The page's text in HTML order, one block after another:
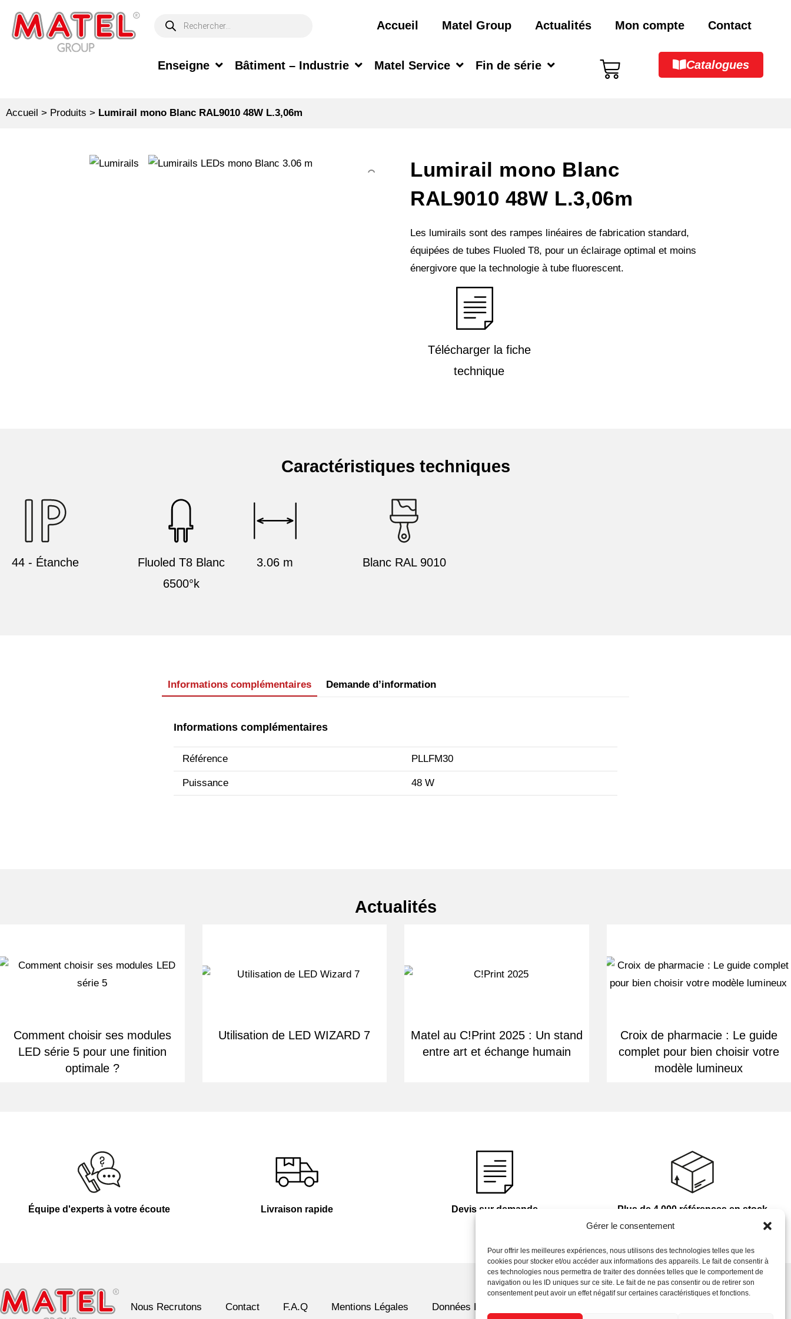
Gérer le consentement
Pour offrir les meilleures expériences, nous utilisons des technologies telles que les
cookies pour stocker et/ou accéder aux informations des appareils. Le fait de consentir à
ces technologies nous permettra de traiter des données telles que le comportement de
navigation ou les ID uniques sur ce site. Le fait de ne pas consentir ou de retirer son
consentement peut avoir un effet négatif sur certaines caractéristiques et fonctions.
Accueil Matel Group Actualités Mon compte Contact
Enseigne Bâtiment – Industrie Matel Service Fin de série Catalogues
Accueil > Produits > Lumirail mono Blanc RAL9010 48W L.3,06m
Lumirail mono Blanc
RAL9010 48W L.3,06m
Les lumirails sont des rampes linéaires de fabrication standard,
équipées de tubes Fluoled T8, pour un éclairage optimal et moins
énergivore que la technologie à tube fluorescent.
Télécharger la fiche
technique
Caractéristiques techniques
44 - Étanche
Fluoled T8 Blanc
6500°k
3.06 m Blanc RAL 9010
Informations complémentaires Demande d’information
Informations complémentaires
Référence PLLFM30
Puissance 48 W
Actualités
Comment choisir ses modules
LED série 5 pour une finition
optimale ?
Utilisation de LED WIZARD 7
Matel au C!Print 2025 : Un stand
entre art et échange humain
Croix de pharmacie : Le guide
complet pour bien choisir votre
modèle lumineux
Équipe d'experts à votre écoute Livraison rapide Devis sur demande Plus de 4 000 références en stock
Nous Recrutons Contact F.A.Q Mentions Légales Données Personnelles
Newsletter